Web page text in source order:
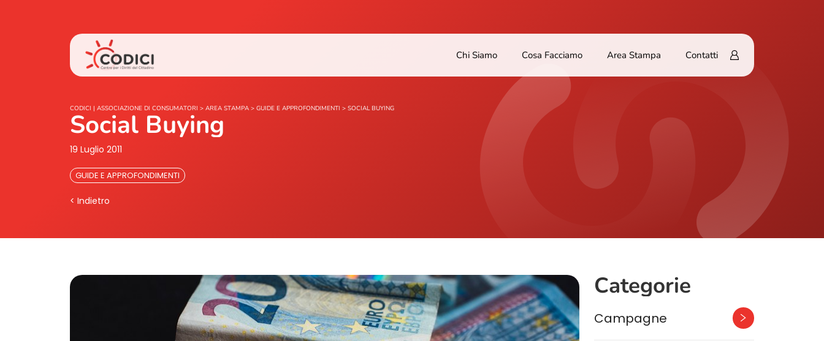
Chi Siamo Cosa Facciamo Area Stampa Contatti
CODICI | ASSOCIAZIONE DI CONSUMATORI > AREA STAMPA > GUIDE E APPROFONDIMENTI > SOCIAL BUYING
Social Buying
19 Luglio 2011
GUIDE E APPROFONDIMENTI
< Indietro
Categorie
Campagne